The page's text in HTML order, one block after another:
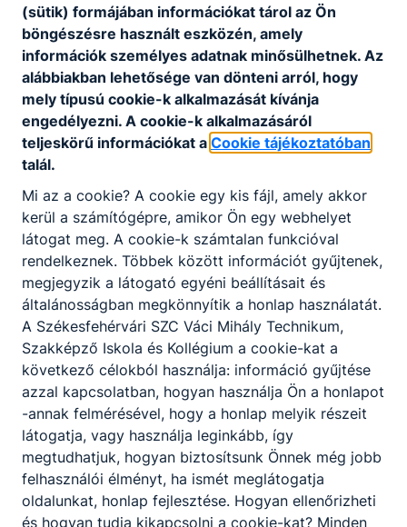
Ügyfélfogadási rend
2026. aug. 2. admin
(sütik) formájában információkat tárol az Ön
böngészésre használt eszközén, amely
információk személyes adatnak minősülhetnek. Az
alábbiakban lehetősége van dönteni arról, hogy
mely típusú cookie-k alkalmazását kívánja
engedélyezni. A cookie-k alkalmazásáról
teljeskörű információkat a Cookie tájékoztatóban
talál.
Mi az a cookie? A cookie egy kis fájl, amely akkor
kerül a számítógépre, amikor Ön egy webhelyet
látogat meg. A cookie-k számtalan funkcióval
rendelkeznek. Többek között információt gyűjtenek,
megjegyzik a látogató egyéni beállításait és
általánosságban megkönnyítik a honlap használatát.
A Székesfehérvári SZC Váci Mihály Technikum,
Szakképző Iskola és Kollégium a cookie-kat a
következő célokból használja: információ gyűjtése
azzal kapcsolatban, hogyan használja Ön a honlapot
-annak felmérésével, hogy a honlap melyik részeit
látogatja, vagy használja leginkább, így
megtudhatjuk, hogyan biztosítsunk Önnek még jobb
felhasználói élményt, ha ismét meglátogatja
oldalunkat, honlap fejlesztése. Hogyan ellenőrizheti
és hogyan tudja kikapcsolni a cookie-kat? Minden